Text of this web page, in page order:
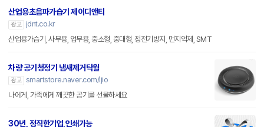
산업용초음파가습기 제이디앤티
광고
jdnt.co.kr
산업용가습기, 사무용, 업무용, 중소형, 중대형, 정전기방지, 먼지억제, SMT
차량 공기청정기 냄새제거탁월
광고 smartstore.naver.com/ijio
나에게, 가족에게 깨끗한 공기를 선물하세요
30년, 정직한기업,인쇄가능